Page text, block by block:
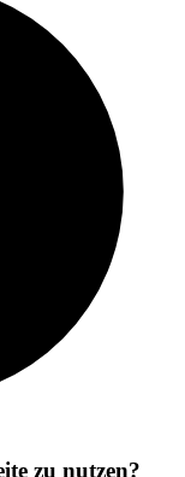
zu nutzen?